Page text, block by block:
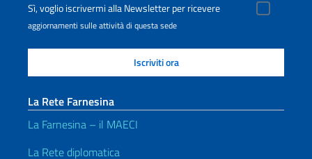
Sì, voglio iscrivermi alla Newsletter per ricevere
aggiornamenti sulle attività di questa sede
La Rete Farnesina
La Farnesina – il MAECI
La Rete diplomatica